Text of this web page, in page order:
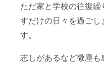
ただ家と学校の往復繰
すだけの日々を過ごし
す。
志しがあるなど微塵も